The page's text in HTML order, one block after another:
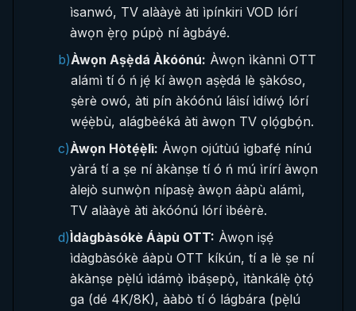
ìsanwó, TV alààyè àti ìpínkiri VOD lórí
àwọn ẹ̀rọ púpọ̀ ní àgbáyé.
b)Àwọn Aṣẹ̀dá Àkóónú: Àwọn ìkànnì OTT
alámì tí ó ń jẹ́ kí àwọn aṣẹ̀dá lè ṣàkóso,
ṣèrè owó, àti pín àkóónú láìsí ìdíwọ́ lórí
wẹ́ẹ̀bù, alágbèéká àti àwọn TV ọlọ́gbọ́n.
c)Àwọn Hòtẹ́ẹ̀lì: Àwọn ojútùú ìgbafẹ́ nínú
yàrá tí a ṣe ní àkànṣe tí ó ń mú ìrírí àwọn
àlejò sunwọ̀n nípasẹ̀ àwọn áàpù alámì,
TV alààyè àti àkóónú lórí ìbéèrè.
d)Ìdàgbàsókè Áàpù OTT: Àwọn iṣẹ́
ìdàgbàsókè áàpù OTT kíkún, tí a lè ṣe ní
àkànṣe pẹ̀lú ìdámọ̀ ìbáṣepọ̀, ìtànkálẹ̀ ọ̀tọ́
ga (dé 4K/8K), ààbò tí ó lágbára (pẹ̀lú